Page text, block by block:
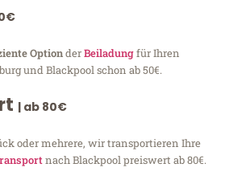
OptionderBeiladungfür Ihren
und Blackpool schon ab 50€.
| ab 80€
oder mehrere, wir transportieren Ihre
nach Blackpool preiswert ab 80€.